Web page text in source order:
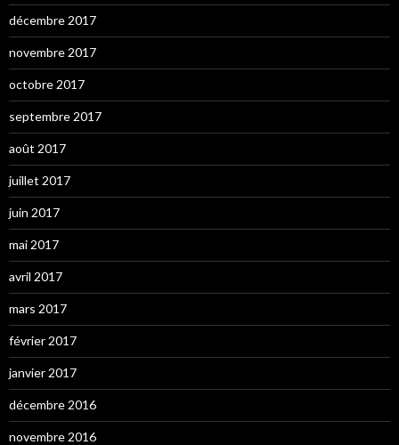
décembre 2017
novembre 2017
octobre 2017
septembre 2017
août 2017
juillet 2017
juin 2017
mai 2017
avril 2017
mars 2017
février 2017
janvier 2017
décembre 2016
novembre 2016